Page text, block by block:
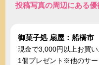
投稿写真の周辺にある優
御菓子処 扇屋：船橋市
現金で3,000円以上お買
1個プレゼント※他のサ